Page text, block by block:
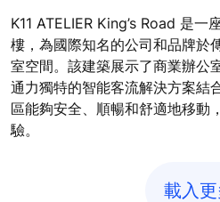
K11 ATELIER King’s Road 是一
樓，為國際知名的公司和品牌於
室空間。該建築展示了商業辦公
通力獨特的智能客流解決方案結
區能夠安全、順暢和舒適地移動
驗。
載入更